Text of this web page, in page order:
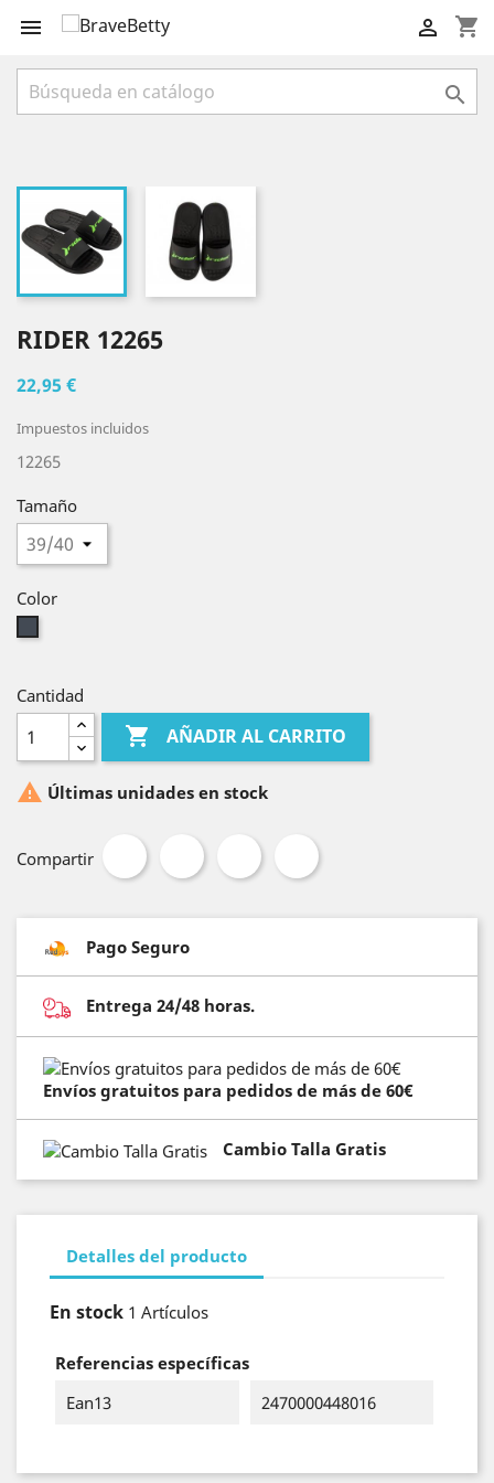
 shopping_cart


RIDER 12265
22,95 €
Impuestos incluidos
12265
Tamaño
Color
Cantidad
 AÑADIR AL CARRITO
 Últimas unidades en stock
Compartir
Pago Seguro
Entrega 24/48 horas.
Envíos gratuitos para pedidos de más de 60€
Cambio Talla Gratis
Detalles del producto
En stock 1 Artículos
Referencias específicas
Ean13
2470000448016